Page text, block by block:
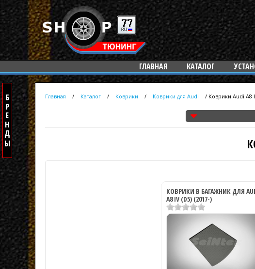
ГЛАВНАЯ КАТАЛОГ
Главная / Каталог / Коврики / Коврики для Audi / Коврики Audi A8
КОВРИКИ В БАГАЖНИК ДЛЯ
A8 IV (D5) (2017-)